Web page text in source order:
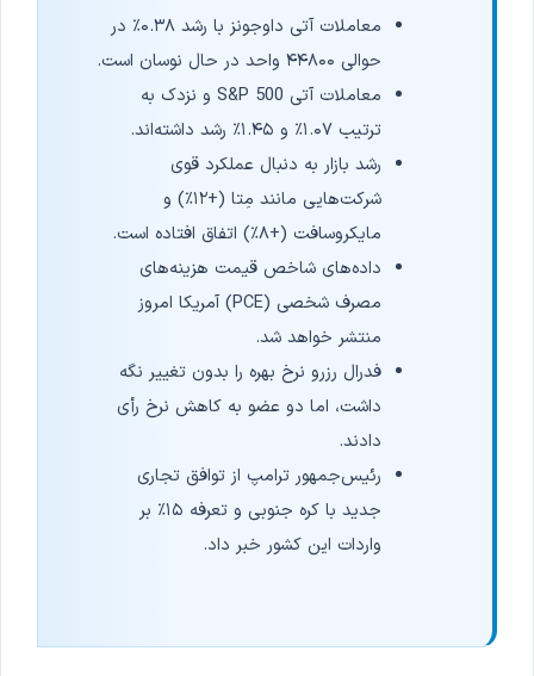
معاملات آتی داوجونز با رشد ۰.۳۸٪ در
حوالی ۴۴۸۰۰ واحد در حال نوسان است.
معاملات آتی S&P 500 و نزدک به
ترتیب ۱.۰۷٪ و ۱.۴۵٪ رشد داشته‌اند.
رشد بازار به دنبال عملکرد قوی
شرکت‌هایی مانند مِتا (+۱۲٪) و
مایکروسافت (+۸٪) اتفاق افتاده است.
داده‌های شاخص قیمت هزینه‌های
مصرف شخصی (PCE) آمریکا امروز
منتشر خواهد شد.
فدرال رزرو نرخ بهره را بدون تغییر نگه
داشت، اما دو عضو به کاهش نرخ رأی
دادند.
رئیس‌جمهور ترامپ از توافق تجاری
جدید با کره جنوبی و تعرفه ۱۵٪ بر
واردات این کشور خبر داد.